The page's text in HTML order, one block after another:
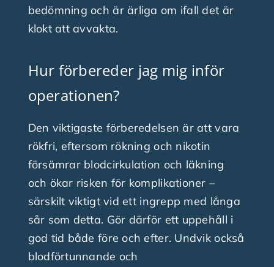
bedömning och är ärliga om ifall det är
klokt att avvakta.
Hur förbereder jag mig inför
operationen?
Den viktigaste förberedelsen är att vara
rökfri, eftersom rökning och nikotin
försämrar blodcirkulation och läkning
och ökar risken för komplikationer –
särskilt viktigt vid ett ingrepp med långa
sår som detta. Gör därför ett uppehåll i
god tid både före och efter. Undvik också
blodförtunnande och